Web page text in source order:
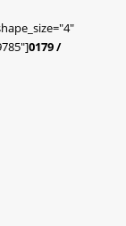
0179 /